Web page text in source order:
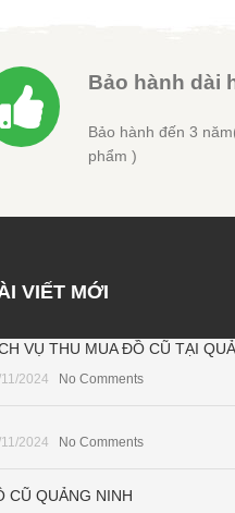
Bảo hành dài
Bảo hành đến 3
phẩm )
VIẾT MỚI
VỤ THU MUA ĐỒ CŨ TẠI
2024 No Comments
2024 No Comments
CŨ QUẢNG NINH